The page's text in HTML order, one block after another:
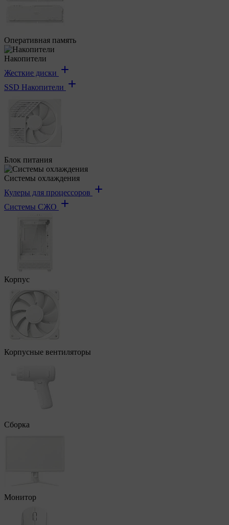
Оперативная память
Накопители
Жесткие диски
SSD Накопители
Блок питания
Системы охлаждения
Кулеры для процессоров
Системы СЖО
Корпус
Корпусные вентиляторы
Сборка
Монитор